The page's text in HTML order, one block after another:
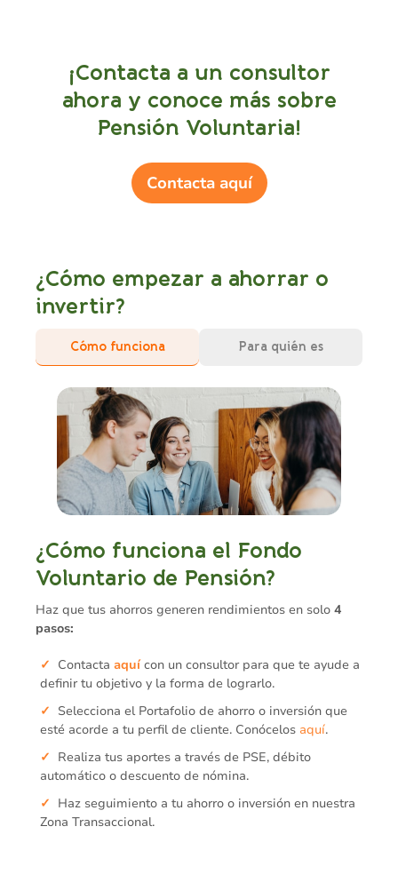
¡Contacta a un consultor
ahora y conoce más sobre
Pensión Voluntaria!
Contacta aquí
¿Cómo empezar a ahorrar o
invertir?
Cómo funciona Para quién es
¿Cómo funciona el Fondo
Voluntario de Pensión?
Haz que tus ahorros generen rendimientos en solo 4
pasos:
Contacta aquícon un consultor para que te ayude a
definir tu objetivo y la forma de lograrlo.
Selecciona el Portafolio de ahorro o inversión que
esté acorde a tu perfil de cliente. Conócelos aquí.
Realiza tus aportes a través de PSE, débito
automático o descuento de nómina.
Haz seguimiento a tu ahorro o inversión en nuestra
Zona Transaccional.